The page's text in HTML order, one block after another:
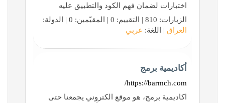
اختبارات لضمان فهم الكود والتطبيق عليه
الزيارات: 810 | التقييم: 0 | المقيّمين: 0 | الدولة:
العراق | اللغة: عربي
أكاديمية برمج
https://barmch.com/
اكاديمية برمج، هو موقع الكتروني يجمعنا حتى